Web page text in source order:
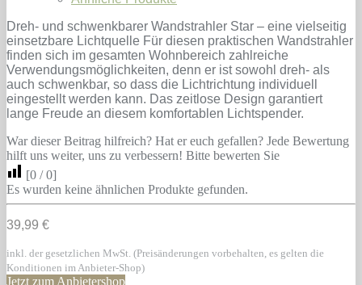
Dreh- und schwenkbarer Wandstrahler Star – eine vielseitig
einsetzbare Lichtquelle Für diesen praktischen Wandstrahler
finden sich im gesamten Wohnbereich zahlreiche
Verwendungsmöglichkeiten, denn er ist sowohl dreh- als
auch schwenkbar, so dass die Lichtrichtung individuell
eingestellt werden kann. Das zeitlose Design garantiert
lange Freude an diesem komfortablen Lichtspender.
War dieser Beitrag hilfreich? Hat er euch gefallen? Jede Bewertung
hilft uns weiter, uns zu verbessern! Bitte bewerten Sie
[0 /0]
Es wurden keine ähnlichen Produkte gefunden.
39,99 €
inkl. der gesetzlichen MwSt. (Preisänderungen vorbehalten, es gelten die
Konditionen im Anbieter-Shop)
Jetzt zum Anbietershop